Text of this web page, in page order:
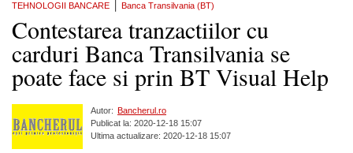
TEHNOLOGII BANCARE Banca Transilvania (BT)
Contestarea tranzactiilor cu
carduri Banca Transilvania se
poate face si prin BT Visual Help
Autor: Bancherul.ro
Publicat la: 2020-12-18 15:07
Ultima actualizare: 2020-12-18 15:07